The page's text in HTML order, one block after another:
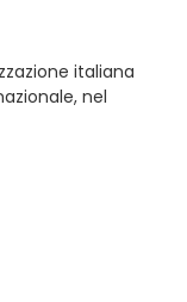
italiana
nel